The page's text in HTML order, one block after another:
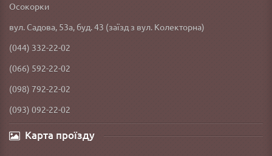
Осокорки
вул. Садова, 53а, буд. 43 (заїзд з вул. Колекторна)
(044) 332-22-02
(066) 592-22-02
(098) 792-22-02
(093) 092-22-02
Карта проїзду